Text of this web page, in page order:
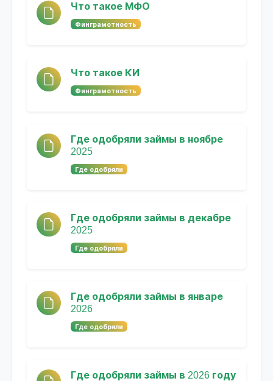
Что такое МФО
Финграмотность
Что такое КИ
Финграмотность
Где одобряли займы в ноябре
2025
Где одобряли
Где одобряли займы в декабре
2025
Где одобряли
Где одобряли займы в январе
2026
Где одобряли
Где одобряли займы в 2026 году